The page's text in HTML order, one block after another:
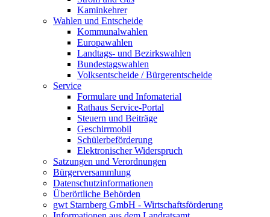
Kaminkehrer
Wahlen und Entscheide
Kommunalwahlen
Europawahlen
Landtags- und Bezirkswahlen
Bundestagswahlen
Volksentscheide / Bürgerentscheide
Service
Formulare und Infomaterial
Rathaus Service-Portal
Steuern und Beiträge
Geschirrmobil
Schülerbeförderung
Elektronischer Widerspruch
Satzungen und Verordnungen
Bürgerversammlung
Datenschutzinformationen
Überörtliche Behörden
gwt Starnberg GmbH - Wirtschaftsförderung